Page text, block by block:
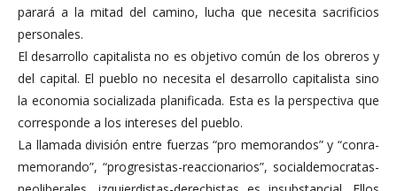
parará a la mitad del camino, lucha que necesita sacrificios
personales.
El desarrollo capitalista no es objetivo común de los obreros y
del capital. El pueblo no necesita el desarrollo capitalista sino
la economia socializada planificada. Esta es la perspectiva que
corresponde a los intereses del pueblo.
La llamada división entre fuerzas “pro memorandos” y “conra-
memorando”, “progresistas-reaccionarios”, socialdemocratas-